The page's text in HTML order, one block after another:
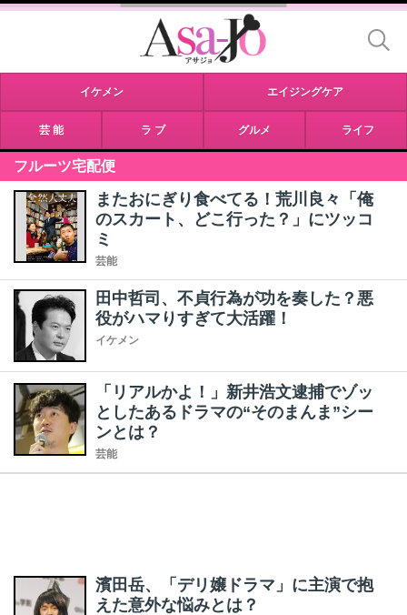
イケメン エイジングケア
芸 能 ラ ブ グルメ ライフ
フルーツ宅配便
またおにぎり食べてる！荒川良々「俺
のスカート、どこ行った？」にツッコ
ミ
芸能
田中哲司、不貞行為が功を奏した？悪
役がハマりすぎて大活躍！
イケメン
「リアルかよ！」新井浩文逮捕でゾッ
としたあるドラマの“そのまんま”シー
ンとは？
芸能
濱田岳、「デリ嬢ドラマ」に主演で抱
えた意外な悩みとは？